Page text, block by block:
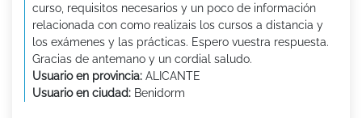
curso, requisitos necesarios y un poco de información
relacionada con como realizais los cursos a distancia y
los exámenes y las prácticas. Espero vuestra respuesta.
Gracias de antemano y un cordial saludo.
Usuario en provincia: ALICANTE
Usuario en ciudad: Benidorm